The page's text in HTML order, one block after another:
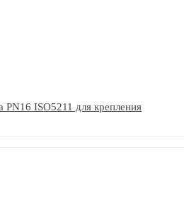
ISO5211 для крепления